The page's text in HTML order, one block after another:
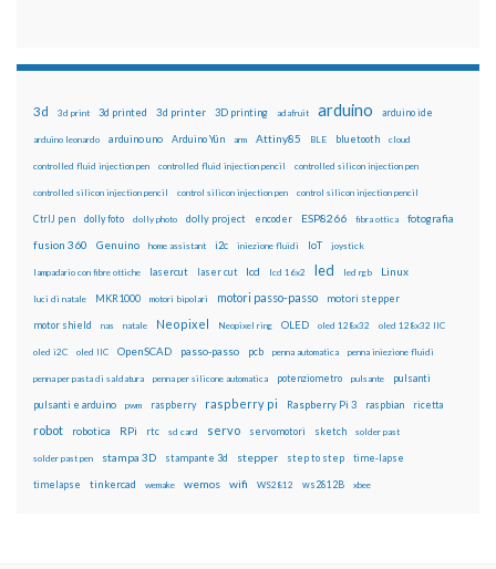
3d 3d print 3d printed 3d printer 3D printing adafruit arduino arduino ide
arduino leonardo arduino uno Arduino Yún arm Attiny85 BLE bluetooth cloud
controlled fluid injection pen controlled fluid injection pencil controlled silicon injection pen
controlled silicon injection pencil control silicon injection pen control silicon injection pencil
CtrlJ pen dolly foto dolly photo dolly project encoder ESP8266 fibra ottica fotografia
fusion 360 Genuino home assistant i2c iniezione fluidi IoT joystick
lampadario con fibre ottiche lasercut laser cut lcd lcd 16x2 led led rgb Linux
luci di natale MKR1000 motori bipolari motori passo-passo motori stepper
motor shield nas natale Neopixel Neopixel ring OLED oled 128x32 oled 128x32 IIC
oled i2C oled IIC OpenSCAD passo-passo pcb penna automatica penna iniezione fluidi
penna per pasta di saldatura penna per silicone automatica potenziometro pulsante pulsanti
pulsanti e arduino pwm raspberry raspberry pi Raspberry Pi 3 raspbian ricetta
robot robotica RPi rtc sd card servo servomotori sketch solder past
solder past pen stampa 3D stampante 3d stepper step to step time-lapse
timelapse tinkercad wemake wemos wifi WS2812 ws2812B xbee